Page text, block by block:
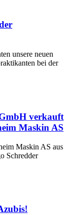
unsere neuen
bei der
verkauft
Maskin AS
Maskin AS aus
Schredder